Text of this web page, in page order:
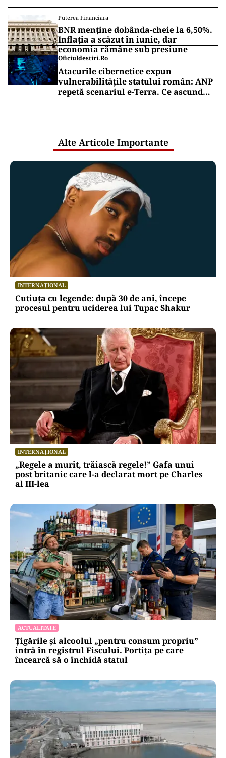
Puterea Financiara
BNR menține dobânda-cheie la 6,50%.
Inflația a scăzut în iunie, dar
economia rămâne sub presiune
Oficiuldestiri.ro
Atacurile cibernetice expun
vulnerabilitățile statului român: ANP
repetă scenariul e‑Terra. Ce ascund
Alte Articole Importante
INTERNAȚIONAL
Cutiuța cu legende: după 30 de ani, începe
procesul pentru uciderea lui Tupac Shakur
INTERNAȚIONAL
„Regele a murit, trăiască regele!” Gafa unui
post britanic care l-a declarat mort pe Charles
al III-lea
ACTUALITATE
Țigările și alcoolul „pentru consum propriu”
intră în registrul Fiscului. Portița pe care
încearcă să o închidă statul